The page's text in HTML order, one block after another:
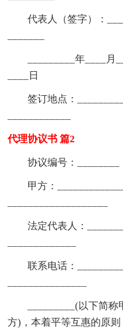
代表人（签字）：
_________年____月
____日
签订地点：
代理协议书 篇2
协议编号：________
甲方：
法定代表人：
联系电话：
_________(以下简
方)，本着平等互惠的原